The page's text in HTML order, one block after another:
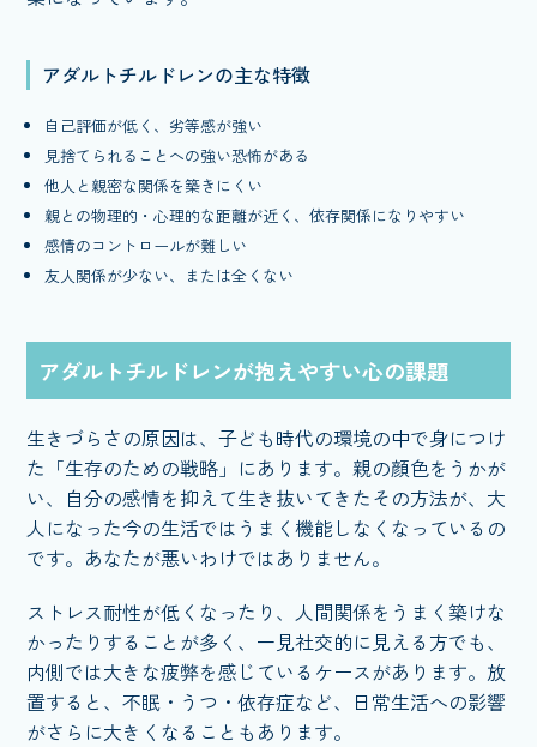
アダルトチルドレンの主な特徴
自己評価が低く、劣等感が強い
見捨てられることへの強い恐怖がある
他人と親密な関係を築きにくい
親との物理的・心理的な距離が近く、依存関係になりやすい
感情のコントロールが難しい
友人関係が少ない、または全くない
アダルトチルドレンが抱えやすい心の課題
生きづらさの原因は、子ども時代の環境の中で身につけ
た「生存のための戦略」にあります。親の顔色をうかが
い、自分の感情を抑えて生き抜いてきたその方法が、大
人になった今の生活ではうまく機能しなくなっているの
です。あなたが悪いわけではありません。
ストレス耐性が低くなったり、人間関係をうまく築けな
かったりすることが多く、一見社交的に見える方でも、
内側では大きな疲弊を感じているケースがあります。放
置すると、不眠・うつ・依存症など、日常生活への影響
がさらに大きくなることもあります。